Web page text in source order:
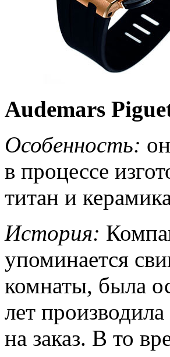
Audemars
Особенность:
в процессе
титан и
История:
упоминается
комнаты, была
лет
на заказ. В то